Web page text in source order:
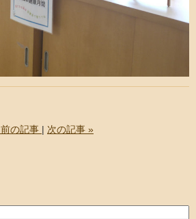
前の記事 次の記事 »